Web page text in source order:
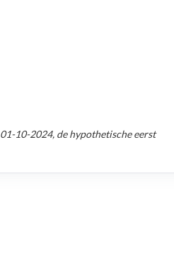
01-10-2024, de hypothetische eerst